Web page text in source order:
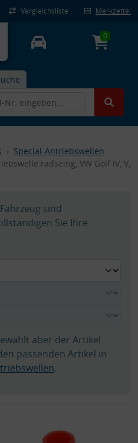
Vergleichsliste Merkzettel
0
Special-Antriebswellen
radseitig, VW Golf IV, V,
sind
Sie Ihre
aber der Artikel
passenden Artikel in
.